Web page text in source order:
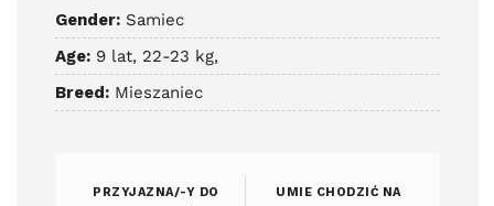
Gender: Samiec
Age: 9 lat, 22-23 kg,
Breed: Mieszaniec
PRZYJAZNA/-Y DO
UMIE CHODZIĆ NA